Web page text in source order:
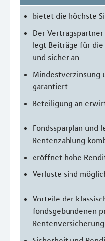
bietet die höchste
Der
legt Beiträge für
und sicher an
Mindestverzinsung
garantiert
Beteiligung an
Fondssparplan und
Rentenzahlung
eröffnet hohe
Verluste sind
Vorteile der
fondsgebundenen